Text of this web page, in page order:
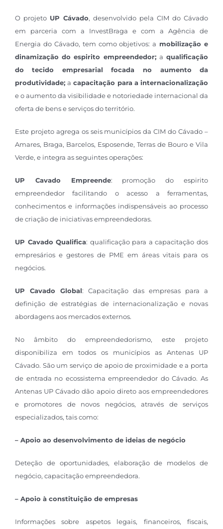
O projeto UP Cávado, desenvolvido pela CIM do Cávado
em parceria com a InvestBraga e com a Agência de
Energia do Cávado, tem como objetivos: a mobilização e
dinamização do espirito empreendedor; a qualificação
do tecido empresarial focada no aumento da
produtividade;a capacitação para a internacionalização
e o aumento da visibilidade e notoriedade internacional da
oferta de bens e serviços do território.
Este projeto agrega os seis municípios da CIM do Cávado –
Amares, Braga, Barcelos, Esposende, Terras de Bouro e Vila
Verde, e integra as seguintes operações:
UP Cavado Empreende: promoção do espirito
empreendedor facilitando o acesso a ferramentas,
conhecimentos e informações indispensáveis ao processo
de criação de iniciativas empreendedoras.
UP Cavado Qualifica: qualificação para a capacitação dos
empresários e gestores de PME em áreas vitais para os
negócios.
UP Cavado Global: Capacitação das empresas para a
definição de estratégias de internacionalização e novas
abordagens aos mercados externos.
No âmbito do empreendedorismo, este projeto
disponibiliza em todos os municípios as Antenas UP
Cávado. São um serviço de apoio de proximidade e a porta
de entrada no ecossistema empreendedor do Cávado. As
Antenas UP Cávado dão apoio direto aos empreendedores
e promotores de novos negócios, através de serviços
especializados, tais como:
– Apoio ao desenvolvimento de ideias de negócio
Deteção de oportunidades, elaboração de modelos de
negócio, capacitação empreendedora.
– Apoio à constituição de empresas
Informações sobre aspetos legais, financeiros, fiscais,